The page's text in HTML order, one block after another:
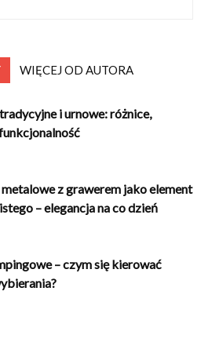
WIĘCEJ OD AUTORA
i urnowe: różnice,
metalowe z grawerem jako element
– elegancja na co dzień
– czym się kierować